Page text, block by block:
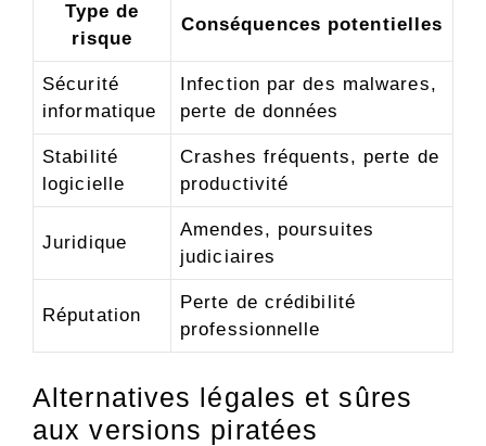
Type de
risque
Conséquences potentielles
Sécurité
informatique
Infection par des malwares,
perte de données
Stabilité
logicielle
Crashes fréquents, perte de
productivité
Juridique
Amendes, poursuites
judiciaires
Réputation
Perte de crédibilité
professionnelle
Alternatives légales et sûres
aux versions piratées